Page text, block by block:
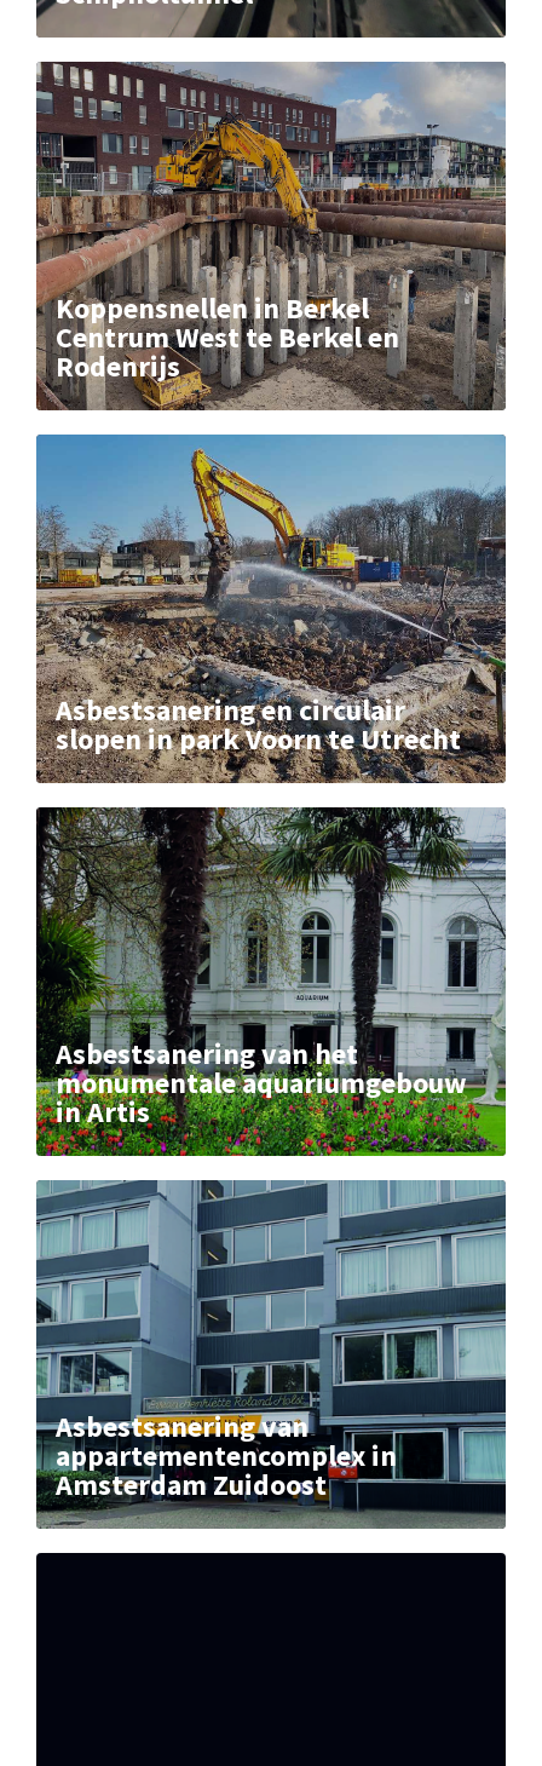
Koppensnellen in Berkel
Centrum West te Berkel en
Rodenrijs
Asbestsanering en circulair
slopen in park Voorn te Utrecht
Asbestsanering van het
monumentale aquariumgebouw
in Artis
Asbestsanering van
appartementencomplex in
Amsterdam Zuidoost